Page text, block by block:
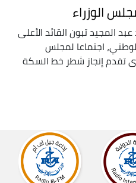
الوزراء
المجيد تبون القائد الأعلى
اجتماعا لمجلس
تقدم إنجاز شطر خط السكة